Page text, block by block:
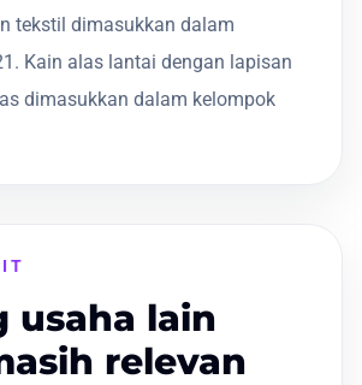
tekstil dimasukkan dalam
Kain alas lantai dengan lapisan
dimasukkan dalam kelompok
usaha lain
relevan